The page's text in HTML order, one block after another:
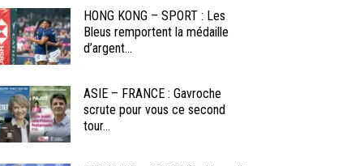
HONG KONG – SPORT : Les
Bleus remportent la médaille
d’argent...
ASIE – FRANCE : Gavroche
scrute pour vous ce second
tour...